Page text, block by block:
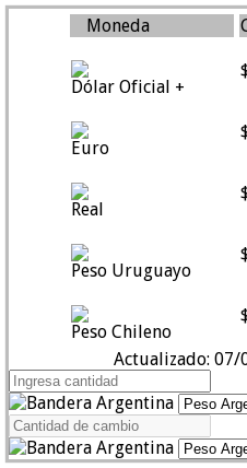
Moneda
Dólar Oficial +
Euro
Real
Peso Uruguayo
Peso Chileno
Actualizado: 07/